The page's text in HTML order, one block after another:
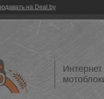
на Deal.by